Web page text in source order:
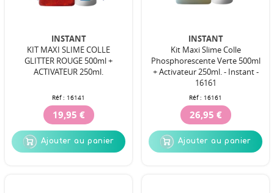
INSTANT
KIT MAXI SLIME COLLE
GLITTER ROUGE 500ml +
ACTIVATEUR 250ml.
Réf : 16141
19,95 €
Ajouter au panier
INSTANT
Kit Maxi Slime Colle
Phosphorescente Verte 500ml
+ Activateur 250ml. - Instant -
16161
Réf : 16161
26,95 €
Ajouter au panier